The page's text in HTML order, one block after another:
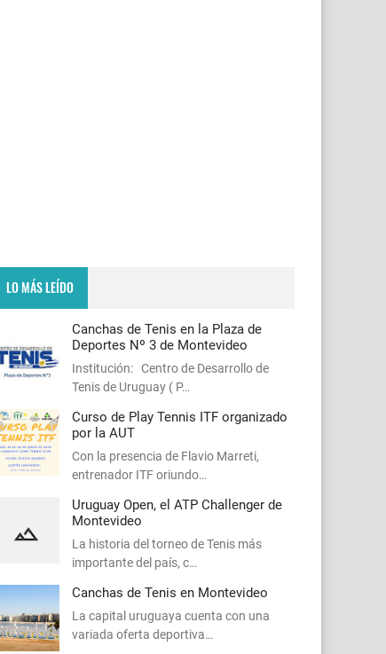
LO MÁS LEÍDO
Canchas de Tenis en la Plaza de
Deportes Nº 3 de Montevideo
Institución: Centro de Desarrollo de
Tenis de Uruguay ( P…
Curso de Play Tennis ITF organizado
por la AUT
Con la presencia de Flavio Marreti,
entrenador ITF oriundo…
Uruguay Open, el ATP Challenger de
Montevideo
La historia del torneo de Tenis más
importante del país, c…
Canchas de Tenis en Montevideo
La capital uruguaya cuenta con una
variada oferta deportiva…